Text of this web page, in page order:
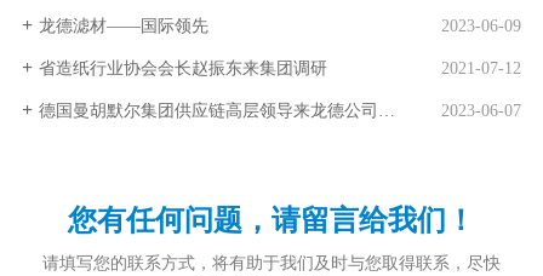
龙德滤材——国际领先 2023-06-09
省造纸行业协会会长赵振东来集团调研 2021-07-12
德国曼胡默尔集团供应链高层领导来龙德公司交流考察 2023-06-07
您有任何问题，请留言给我们！
请填写您的联系方式，将有助于我们及时与您取得联系，尽快